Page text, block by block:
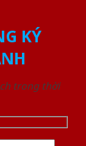
KÝ
trong thời